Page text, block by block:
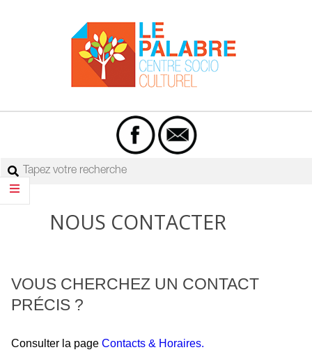
Centre
culturel
Le
Palabre
Rechercher
NOUS CONTACTER
VOUS CHERCHEZ UN CONTACT
PRÉCIS ?
Consulter la page Contacts & Horaires.